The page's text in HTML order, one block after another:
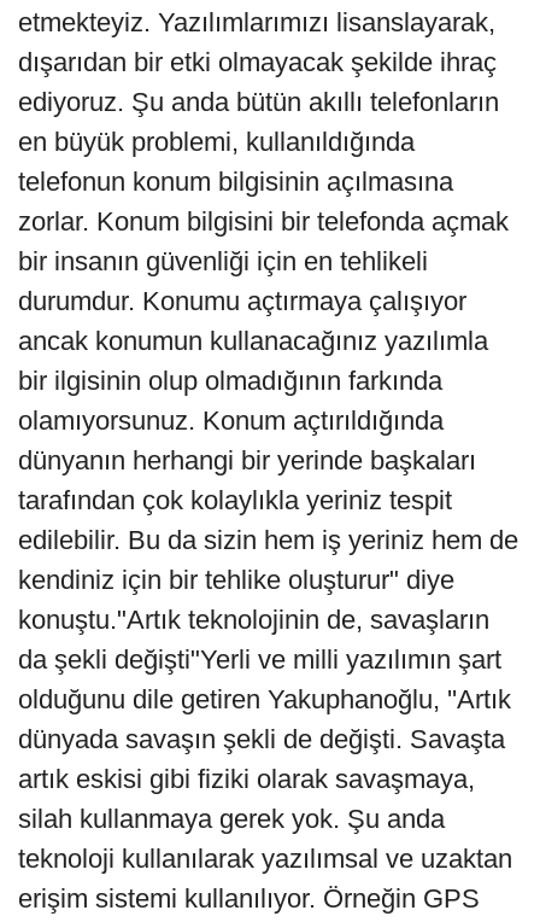
etmekteyiz. Yazılımlarımızı lisanslayarak,
dışarıdan bir etki olmayacak şekilde ihraç
ediyoruz. Şu anda bütün akıllı telefonların
en büyük problemi, kullanıldığında
telefonun konum bilgisinin açılmasına
zorlar. Konum bilgisini bir telefonda açmak
bir insanın güvenliği için en tehlikeli
durumdur. Konumu açtırmaya çalışıyor
ancak konumun kullanacağınız yazılımla
bir ilgisinin olup olmadığının farkında
olamıyorsunuz. Konum açtırıldığında
dünyanın herhangi bir yerinde başkaları
tarafından çok kolaylıkla yeriniz tespit
edilebilir. Bu da sizin hem iş yeriniz hem de
kendiniz için bir tehlike oluşturur" diye
konuştu."Artık teknolojinin de, savaşların
da şekli değişti"Yerli ve milli yazılımın şart
olduğunu dile getiren Yakuphanoğlu, ''Artık
dünyada savaşın şekli de değişti. Savaşta
artık eskisi gibi fiziki olarak savaşmaya,
silah kullanmaya gerek yok. Şu anda
teknoloji kullanılarak yazılımsal ve uzaktan
erişim sistemi kullanılıyor. Örneğin GPS